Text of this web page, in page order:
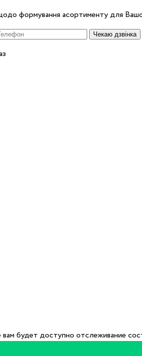
формування асортименту для
Чекаю дзвінка
будет доступно отслеживание